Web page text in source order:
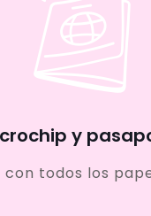
y
todos los